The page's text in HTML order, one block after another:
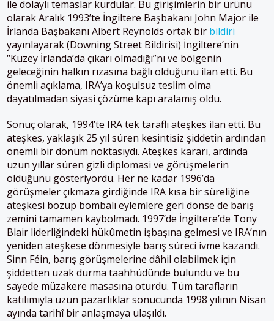
ile dolaylı temaslar kurdular​. Bu girişimlerin bir ürünü
olarak Aralık 1993’te İngiltere Başbakanı John Major ile
İrlanda Başbakanı Albert Reynolds ortak bir bildiri
yayınlayarak (Downing Street Bildirisi) İngiltere’nin
“Kuzey İrlanda’da çıkarı olmadığı”nı ve bölgenin
geleceğinin halkın rızasına bağlı olduğunu ilan etti​. Bu
önemli açıklama, IRA’ya koşulsuz teslim olma
dayatılmadan siyasi çözüme kapı aralamış oldu.
Sonuç olarak, 1994’te IRA tek taraflı ateşkes ilan etti. Bu
ateşkes, yaklaşık 25 yıl süren kesintisiz şiddetin ardından
önemli bir dönüm noktasıydı. Ateşkes kararı, ardında
uzun yıllar süren gizli diplomasi ve görüşmelerin
olduğunu gösteriyordu​. Her ne kadar 1996’da
görüşmeler çıkmaza girdiğinde IRA kısa bir süreliğine
ateşkesi bozup bombalı eylemlere geri dönse de barış
zemini tamamen kaybolmadı. 1997’de İngiltere’de Tony
Blair liderliğindeki hükûmetin işbaşına gelmesi ve IRA’nın
yeniden ateşkese dönmesiyle barış süreci ivme kazandı.
Sinn Féin, barış görüşmelerine dâhil olabilmek için
şiddetten uzak durma taahhüdünde bulundu ve bu
sayede müzakere masasına oturdu. Tüm tarafların
katılımıyla uzun pazarlıklar sonucunda 1998 yılının Nisan
ayında tarihî bir anlaşmaya ulaşıldı.